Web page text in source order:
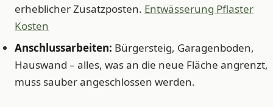
erheblicher Zusatzposten. Entwässerung Pflaster
Kosten
Anschlussarbeiten: Bürgersteig, Garagenboden,
Hauswand – alles, was an die neue Fläche angrenzt,
muss sauber angeschlossen werden.